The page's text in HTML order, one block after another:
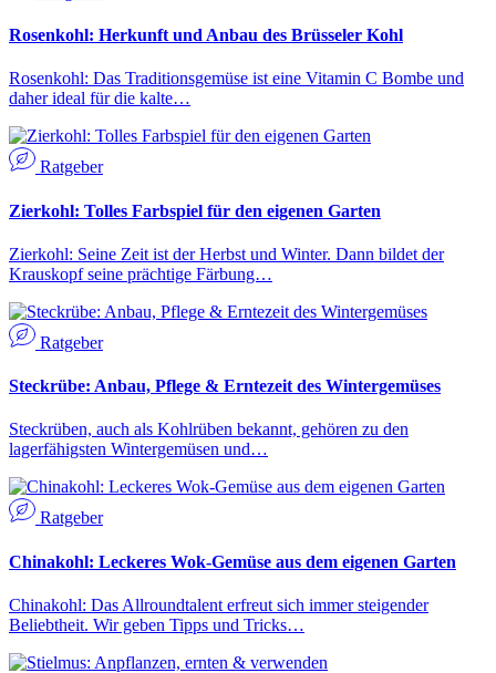
Rosenkohl: Herkunft und Anbau des Brüsseler Kohl
Rosenkohl: Das Traditionsgemüse ist eine Vitamin C Bombe und
daher ideal für die kalte…
Ratgeber
Zierkohl: Tolles Farbspiel für den eigenen Garten
Zierkohl: Seine Zeit ist der Herbst und Winter. Dann bildet der
Krauskopf seine prächtige Färbung…
Ratgeber
Steckrübe: Anbau, Pflege & Erntezeit des Wintergemüses
Steckrüben, auch als Kohlrüben bekannt, gehören zu den
lagerfähigsten Wintergemüsen und…
Ratgeber
Chinakohl: Leckeres Wok-Gemüse aus dem eigenen Garten
Chinakohl: Das Allroundtalent erfreut sich immer steigender
Beliebtheit. Wir geben Tipps und Tricks…